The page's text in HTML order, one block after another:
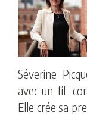
Séverine
avec un fil
Elle crée sa